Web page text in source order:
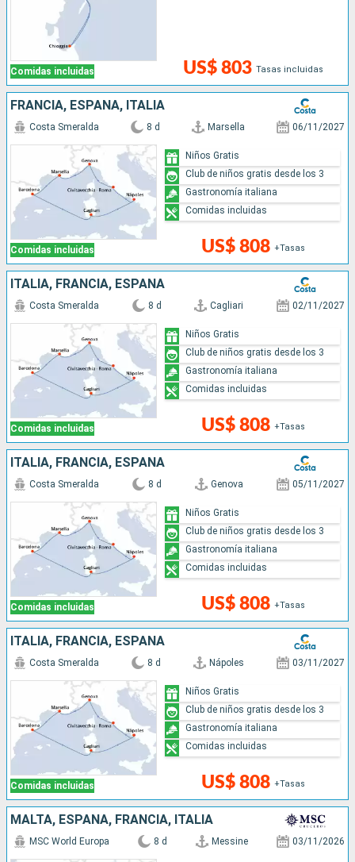
Comidas incluidas US$ 803 Tasas incluidas
FRANCIA, ESPAÑA, ITALIA
Comidas incluidas
Costa Smeralda 8 d Marsella 06/11/2027
US$ 808 +Tasas
Niños Gratis
Club de niños gratis desde los 3
Gastronomía italiana
Comidas incluidas
ITALIA, FRANCIA, ESPAÑA
Comidas incluidas
Costa Smeralda 8 d Cagliari 02/11/2027
US$ 808 +Tasas
Niños Gratis
Club de niños gratis desde los 3
Gastronomía italiana
Comidas incluidas
ITALIA, FRANCIA, ESPAÑA
Comidas incluidas
Costa Smeralda 8 d Genova 05/11/2027
US$ 808 +Tasas
Niños Gratis
Club de niños gratis desde los 3
Gastronomía italiana
Comidas incluidas
ITALIA, FRANCIA, ESPAÑA
Comidas incluidas
Costa Smeralda 8 d Nápoles 03/11/2027
US$ 808 +Tasas
Niños Gratis
Club de niños gratis desde los 3
Gastronomía italiana
Comidas incluidas
MALTA, ESPAÑA, FRANCIA, ITALIA
MSC World Europa 8 d Messine 03/11/2026